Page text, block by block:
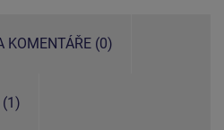
KOMENTÁŘE (0)
(1)